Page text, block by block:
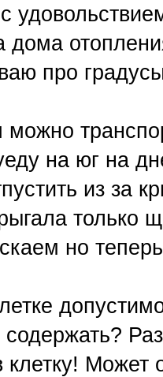
дома
про
на юг на
из за
но
содержать?
Может